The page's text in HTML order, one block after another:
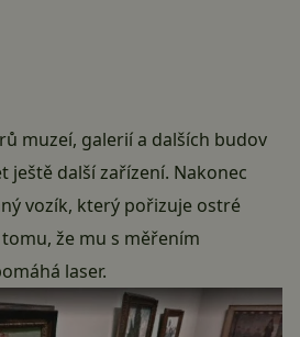
muzeí, galerií a dalších budov
ještě další zařízení. Nakonec
vozík, který pořizuje ostré
že mu s měřením
laser.